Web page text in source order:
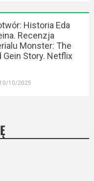
Historia Eda
Recenzja
Monster: The
Gein Story. Netflix
10/10/2025